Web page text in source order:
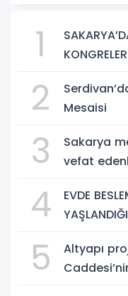
1
2
Mesaisi
3
Sakarya
vefat
4
EVDE
5
Altyapı